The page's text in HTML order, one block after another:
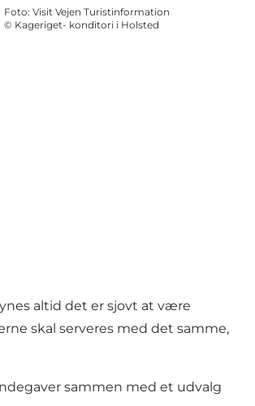
Foto: Visit Vejen Turistinformation
© Kageriget- konditori i Holsted
altid det er sjovt at være
skal serveres med det samme,
sammen med et udvalg